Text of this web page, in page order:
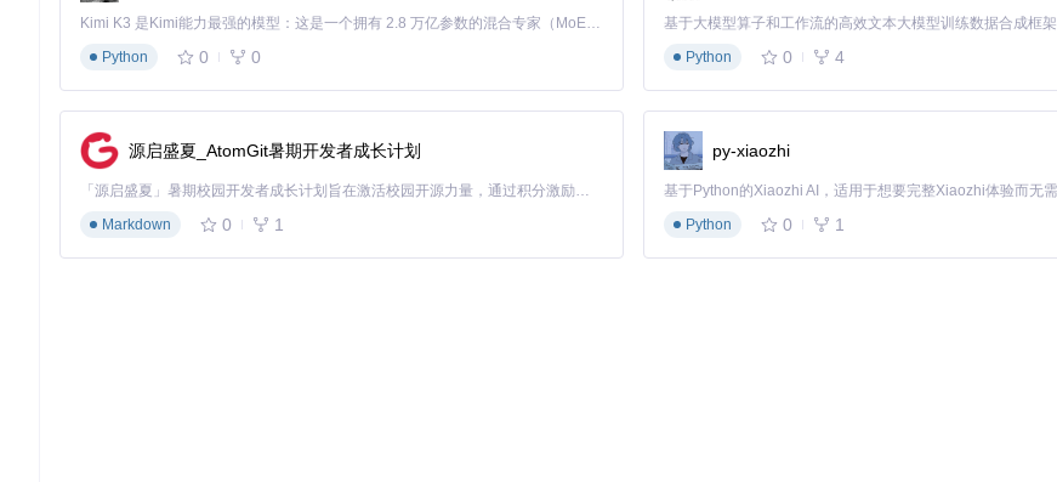
分级解决方案：从配置到代码的全方位修复
针对ANCS配对失败的不同原因，我们提供从基础配置到高级代码修复的分级解决方案，开发者可根据具体症状选择相应方案。
方案一：安全参数配置优化（解决80%基础问题）
适用场景：配对请求无响应、加密失败提示。
ANCS服务强制要求启用MITM（Man-in-the-Middle）保护和加密，而ESP-IDF默认配置可能未满足这些要求。通过修改
可解决大多数基础配对问题：
Kimi K3 是Kimi能力最强的模型：这是一个拥有 2.8 万亿参数的混合专家（MoE）模型，具备原生视觉理解能力，并支持 100 万 token 的上下文窗口。
Python
0 0
基于大模型算子和工作流的高效文本大模型训练数据合成框架
Python
0 4
源启盛夏_AtomGit暑期开发者成长计划
「源启盛夏」暑期校园开发者成长计划旨在激活校园开源力量，通过积分激励、认证扶持、资源倾斜等形式，引导高校组织和开发者完成「入驻 — 建项目 — 做贡献 — 获认证 — 得资源」的完整闭环。无论你是想带领社团入驻平台的组织者，还是希望用代码贡献证明自己的开发者，都能在这里找到属于你的成长路径。
Markdown
0 1
py-xiaozhi
Python
0 1